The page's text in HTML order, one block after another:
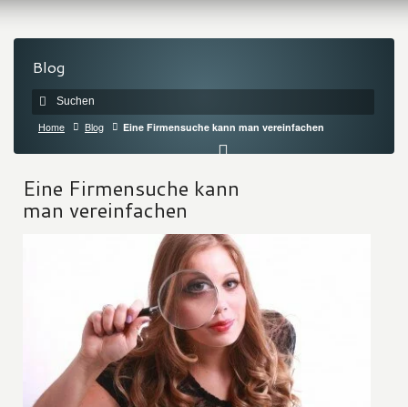
Blog
Home Blog Eine Firmensuche kann man vereinfachen
Eine Firmensuche kann
man vereinfachen